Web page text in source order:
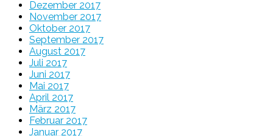
Dezember 2017
November 2017
Oktober 2017
September 2017
August 2017
Juli 2017
Juni 2017
Mai 2017
April 2017
März 2017
Februar 2017
Januar 2017